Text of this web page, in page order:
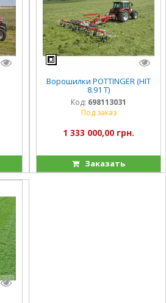
Ворошилки POTTINGER (HIT
8.91 T)
Код: 698113031
Под заказ
1 333 000,00 грн.
Заказать